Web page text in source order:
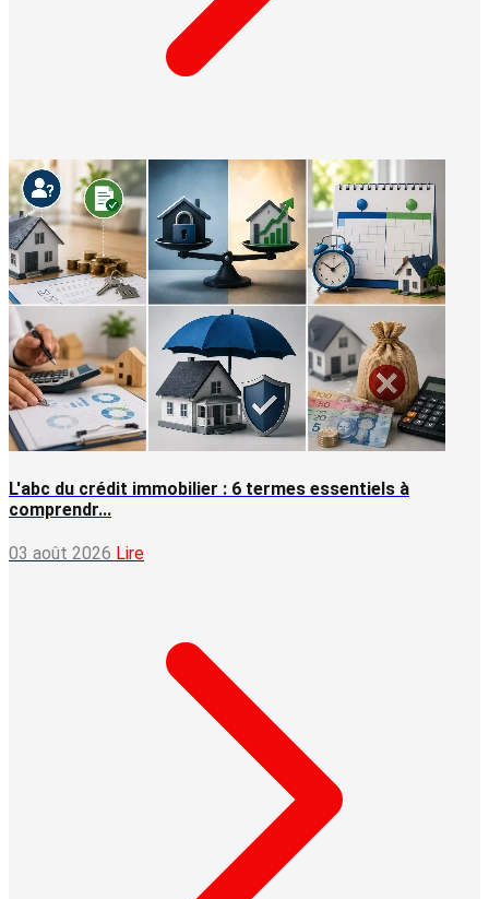
L'abc du crédit immobilier : 6 termes essentiels à
comprendr...
03 août 2026 Lire